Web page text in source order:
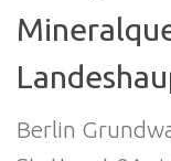
Berlin